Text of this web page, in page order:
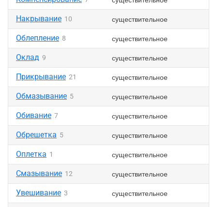
Накрывание 10 существительное
Облепление 8 существительное
Оклад 9 существительное
Прикрывание 21 существительное
Обмазывание 5 существительное
Обивание 7 существительное
Обрешетка 5 существительное
Оплетка 1 существительное
Смазывание 12 существительное
Увешивание 3 существительное